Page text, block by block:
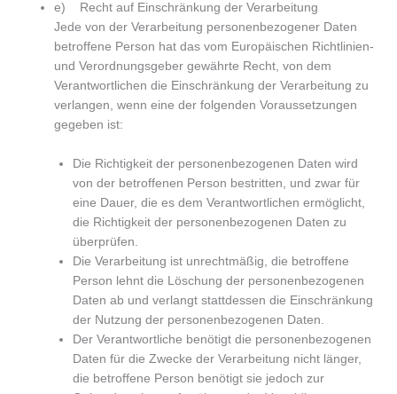
e) Recht auf Einschränkung der Verarbeitung
Jede von der Verarbeitung personenbezogener Daten
betroffene Person hat das vom Europäischen Richtlinien-
und Verordnungsgeber gewährte Recht, von dem
Verantwortlichen die Einschränkung der Verarbeitung zu
verlangen, wenn eine der folgenden Voraussetzungen
gegeben ist:
Die Richtigkeit der personenbezogenen Daten wird
von der betroffenen Person bestritten, und zwar für
eine Dauer, die es dem Verantwortlichen ermöglicht,
die Richtigkeit der personenbezogenen Daten zu
überprüfen.
Die Verarbeitung ist unrechtmäßig, die betroffene
Person lehnt die Löschung der personenbezogenen
Daten ab und verlangt stattdessen die Einschränkung
der Nutzung der personenbezogenen Daten.
Der Verantwortliche benötigt die personenbezogenen
Daten für die Zwecke der Verarbeitung nicht länger,
die betroffene Person benötigt sie jedoch zur